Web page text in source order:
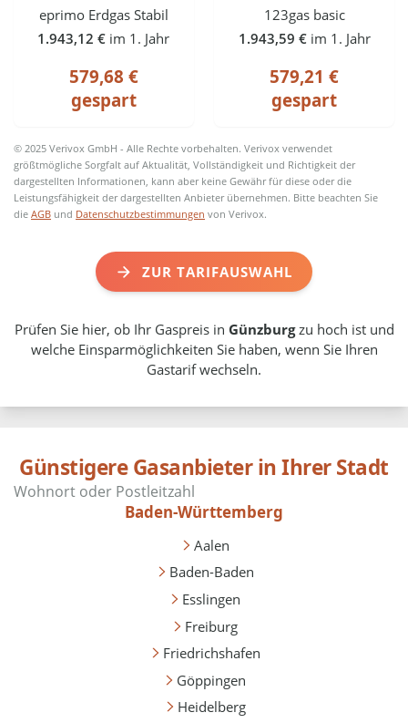
eprimo Erdgas Stabil
1.943,12 € im 1. Jahr
579,68 €
gespart
123gas basic
1.943,59 € im 1. Jahr
579,21 €
gespart
© 2025 Verivox GmbH - Alle Rechte vorbehalten. Verivox verwendet
größtmögliche Sorgfalt auf Aktualität, Vollständigkeit und Richtigkeit der
dargestellten Informationen, kann aber keine Gewähr für diese oder die
Leistungsfähigkeit der dargestellten Anbieter übernehmen. Bitte beachten Sie
dieAGB und Datenschutzbestimmungen von Verivox.
ZUR TARIFAUSWAHL
Prüfen Sie hier, ob Ihr Gaspreis in Günzburgzu hoch ist und
welche Einsparmöglichkeiten Sie haben, wenn Sie Ihren
Gastarif wechseln.
Günstigere Gasanbieter in Ihrer Stadt
Baden-Württemberg
Aalen
Baden-Baden
Esslingen
Freiburg
Friedrichshafen
Göppingen
Heidelberg